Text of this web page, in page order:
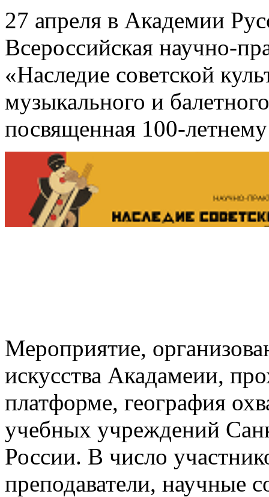
27 апреля в Академии
Всероссийская научно-
«Наследие советской
музыкального и
посвященная 100-
Мероприятие,
искусства Акадамеии,
платформе, география
учебных учреждений
России. В число
преподаватели, научные